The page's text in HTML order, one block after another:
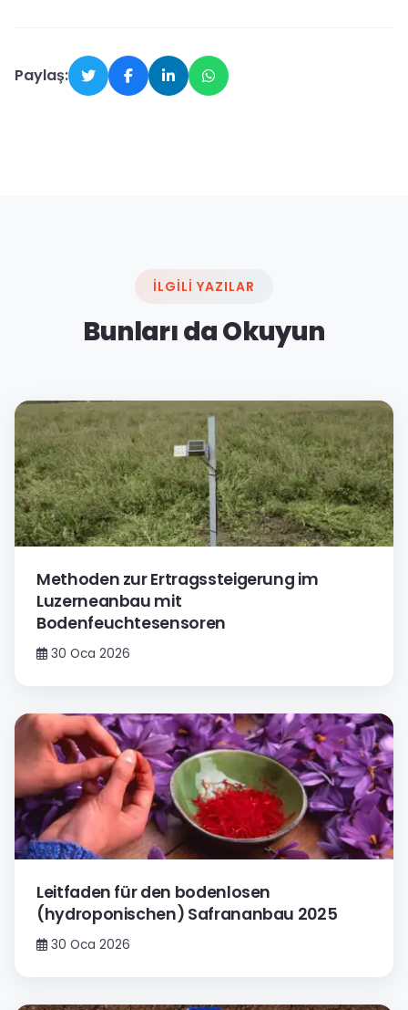
Paylaş:
İLGILI YAZILAR
Bunları da Okuyun
Methoden zur Ertragssteigerung im
Luzerneanbau mit
Bodenfeuchtesensoren
30 Oca 2026
Leitfaden für den bodenlosen
(hydroponischen) Safrananbau 2025
30 Oca 2026